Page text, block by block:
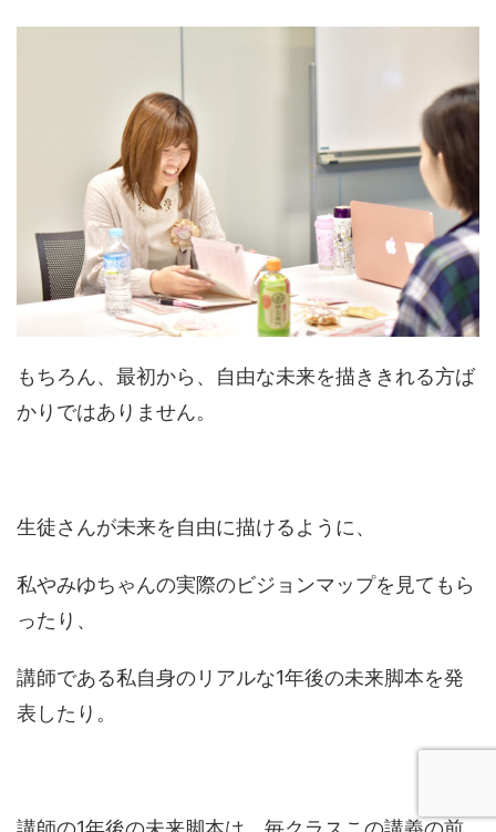
もちろん、最初から、自由な未来を描ききれる方ば
かりではありません。
生徒さんが未来を自由に描けるように、
私やみゆちゃんの実際のビジョンマップを見てもら
ったり、
講師である私自身のリアルな1年後の未来脚本を発
表したり。